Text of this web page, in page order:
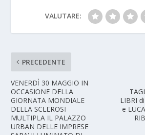
VALUTARE:
PRECEDENTE
VENERDÌ 30 MAGGIO IN
OCCASIONE DELLA
GIORNATA MONDIALE
DELLA SCLEROSI
MULTIPLA IL PALAZZO
URBAN DELLE IMPRESE
LIBRI
e